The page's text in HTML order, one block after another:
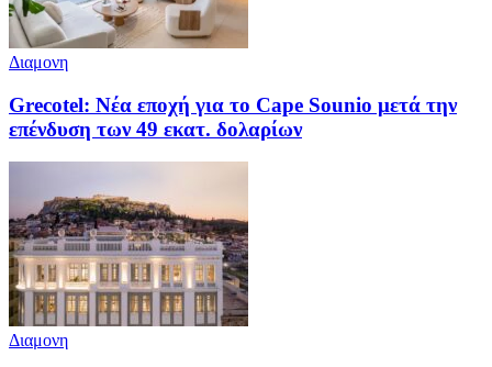
Διαμονη
Grecotel: Νέα εποχή για το Cape Sounio μετά την
επένδυση των 49 εκατ. δολαρίων
Διαμονη